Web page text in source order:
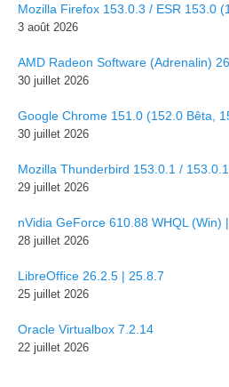
Mozilla Firefox 153.0.3 / ESR 153.0
3 août 2026
AMD Radeon Software (Adrenalin)
30 juillet 2026
Google Chrome 151.0 (152.0 Bêta,
30 juillet 2026
Mozilla Thunderbird 153.0.1 /
29 juillet 2026
nVidia GeForce 610.88 WHQL (Win)
28 juillet 2026
LibreOffice 26.2.5 | 25.8.7
25 juillet 2026
Oracle Virtualbox 7.2.14
22 juillet 2026